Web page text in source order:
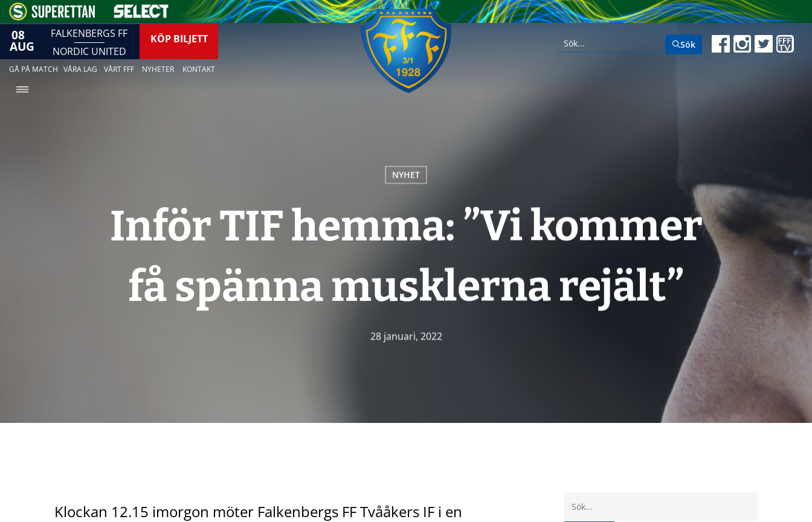
08
AUG
FALKENBERGS FF
NORDIC UNITED
KÖP BILJETT Sök
GÅ PÅ MATCH VÅRA LAG VÅRT FFF NYHETER KONTAKT
NYHET
Inför TIF hemma: ”Vi kommer
få spänna musklerna rejält”
28 januari, 2022
Klockan 12.15 imorgon möter Falkenbergs FF Tvååkers IF i en